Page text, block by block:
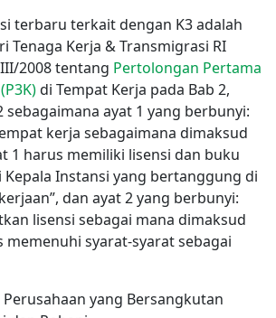
terbaru terkait dengan K3 adalah
Tenaga Kerja & Transmigrasi RI
2008 tentang Pertolongan Pertama
di Tempat Kerja pada Bab 2,
sebagaimana ayat 1 yang berbunyi:
kerja sebagaimana dimaksud
1 harus memiliki lisensi dan buku
Kepala Instansi yang bertanggung di
dan ayat 2 yang berbunyi:
lisensi sebagai mana dimaksud
memenuhi syarat-syarat sebagai
yang Bersangkutan